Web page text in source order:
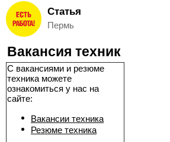
Вход
и
Регистрация
Избранное
Соискателям
Статья
Пермь
Вакансия техник
С вакансиями и резюме
техника можете
ознакомиться у нас на
сайте:
Вакансии техника
Резюме техника